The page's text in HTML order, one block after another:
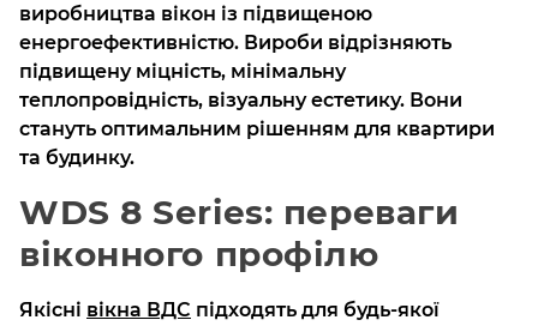
виробництва вікон із підвищеною
енергоефективністю. Вироби відрізняють
підвищену міцність, мінімальну
теплопровідність, візуальну естетику. Вони
стануть оптимальним рішенням для квартири
та будинку.
WDS 8 Series: переваги
віконного профілю
Якісні вікна ВДС підходять для будь-якої